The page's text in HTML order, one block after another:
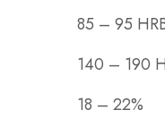
85 – 95
140 – 190
18 – 22%